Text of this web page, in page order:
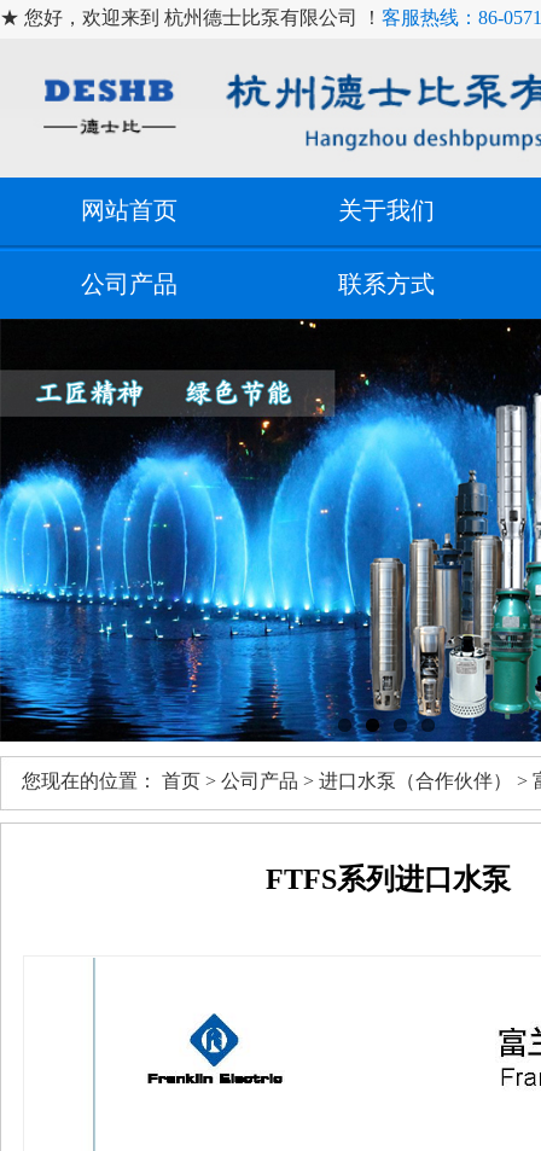
★ 您好，欢迎来到 杭州德士比泵有限公司 ！ 客服热线：86-
网站首页 关于我们
公司产品 联系方式
您现在的位置： 首页 > 公司产品 > 进口水泵（合作伙伴） >
FTFS系列进口水泵